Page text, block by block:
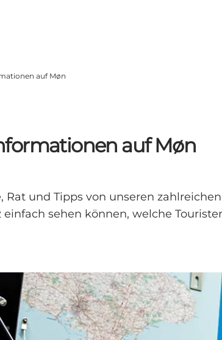
auf Møn
auf Møn
Rat und Tipps von unseren
einfach sehen können, welche